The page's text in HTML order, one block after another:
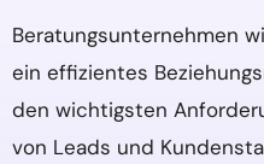
Beratungsunternehmen
ein effizientes
den wichtigsten
von Leads und